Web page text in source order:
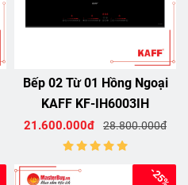
Bếp 02 Từ 01 Hồng Ngoại
KAFF KF-IH6003IH
21.600.000đ 28.800.000đ
-25%